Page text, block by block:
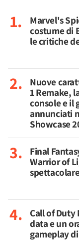
Marvel's
costume di
le critiche
Nuove
1 Remake,
console e il
annunciati
Showcase
Final
Warrior of
Call of Duty
data e un
gameplay